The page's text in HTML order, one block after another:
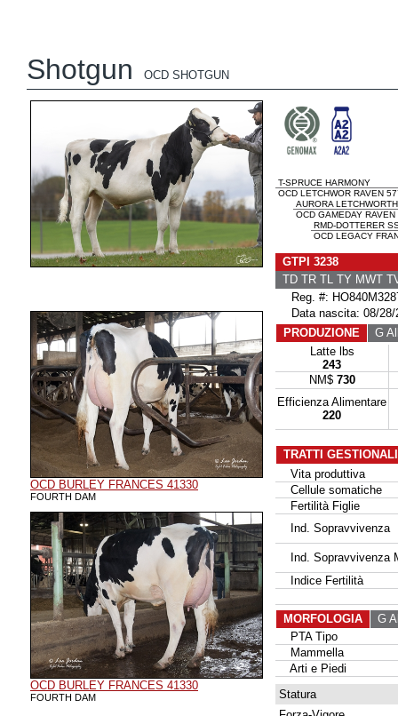
Shotgun OCD SHOTGUN
OCD BURLEY FRANCES 41330
FOURTH DAM
OCD BURLEY FRANCES 41330
FOURTH DAM
T-SPRUCE HARMONY
OCD LETCHWOR RAVEN
AURORA LETCHWORTH
OCD GAMEDAY
RMD-DOTTERER
OCD LEGACY
GTPI 3238
TD TR TL TY MWT
Reg. #:
Data nascita: 08/28/
PRODUZIONE
G
Latte lbs
243
NM$ 730
Efficienza Alimentare
220
TRATTI
Vita produttiva
Cellule somatiche
Fertilità Figlie
Ind. Sopravvivenza
Ind. Sopravvivenza
Indice Fertilità
MORFOLOGIA
G
PTA Tipo
Mammella
Arti e Piedi
Statura